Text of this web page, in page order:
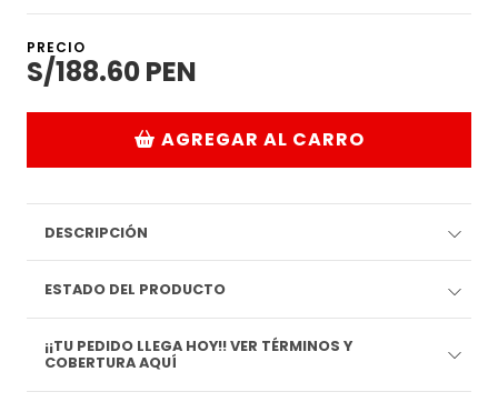
PRECIO
S/188.60 PEN
AGREGAR AL CARRO
DESCRIPCIÓN
ESTADO DEL PRODUCTO
¡¡TU PEDIDO LLEGA HOY!! VER TÉRMINOS Y
COBERTURA AQUÍ